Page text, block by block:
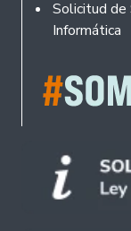
Solicitud de
Informática